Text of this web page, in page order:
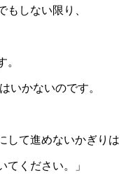
もしない限り、
。
いかないのです。
して進めないかぎりは
てください。」